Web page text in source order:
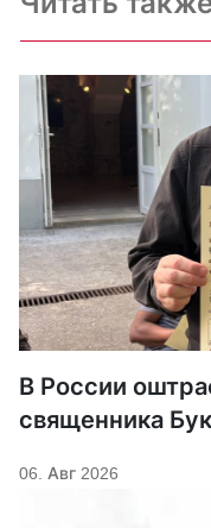
В России
священника
06. Авг 2026